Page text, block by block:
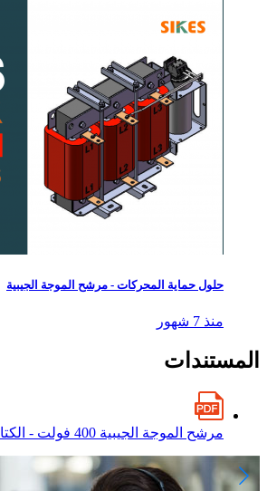
حلول حماية المحركات - مرشح الموجة الجيبية
منذ 7 شهور
المستندات
مرشح الموجة الجيبية 400 فولت - الكتالوج